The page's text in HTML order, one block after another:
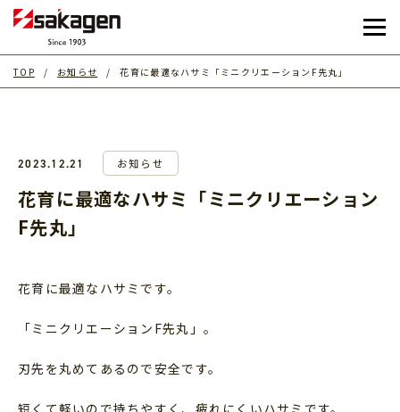
TOP お知らせ 花育に最適なハサミ「ミニクリエーションF先丸」
2023.12.21 お知らせ
花育に最適なハサミ「ミニクリエーション
F先丸」
花育に最適なハサミです。
「ミニクリエーションF先丸」。
刃先を丸めてあるので安全です。
短くて軽いので持ちやすく、疲れにくいハサミです。